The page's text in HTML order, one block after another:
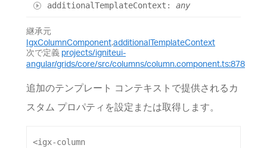
additionalTemplateContext : any
継承元
IgxColumnComponent.additionalTemplateContext
次で定義 projects/igniteui-
angular/grids/core/src/columns/column.component.ts:878
追加のテンプレート コンテキストで提供されるカ
スタム プロパティを設定または取得します。
<igx-column